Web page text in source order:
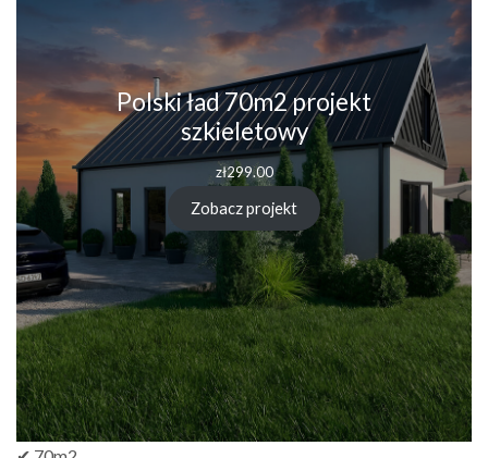
Polski ład 70m2 projekt
szkieletowy
zł299.00
Zobacz projekt